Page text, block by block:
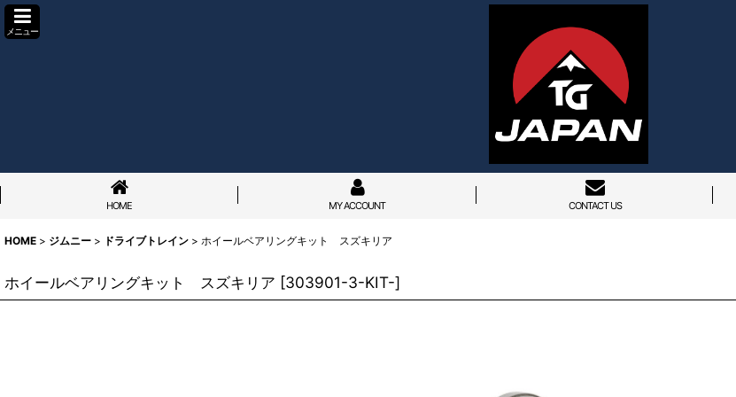
メニュー
HOME MY ACCOUNT CONTACT US
HOME > ジムニー > ドライブトレイン > ホイールベアリングキット スズキリア
ホイールベアリングキット スズキリア [303901-3-KIT-]